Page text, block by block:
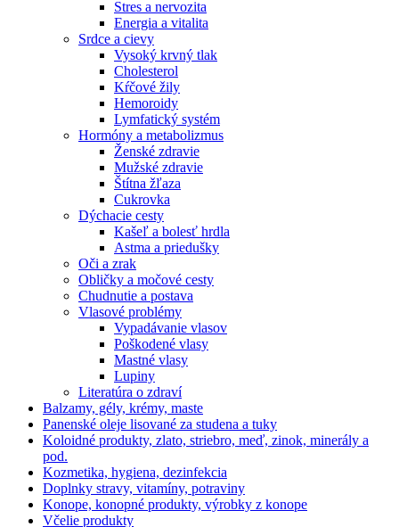
Stres a nervozita
Energia a vitalita
Srdce a cievy
Vysoký krvný tlak
Cholesterol
Kŕčové žily
Hemoroidy
Lymfatický systém
Hormóny a metabolizmus
Ženské zdravie
Mužské zdravie
Štítna žľaza
Cukrovka
Dýchacie cesty
Kašeľ a bolesť hrdla
Astma a priedušky
Oči a zrak
Obličky a močové cesty
Chudnutie a postava
Vlasové problémy
Vypadávanie vlasov
Poškodené vlasy
Mastné vlasy
Lupiny
Literatúra o zdraví
Balzamy, gély, krémy, maste
Panenské oleje lisované za studena a tuky
Koloidné produkty, zlato, striebro, meď, zinok, minerály a
pod.
Kozmetika, hygiena, dezinfekcia
Doplnky stravy, vitamíny, potraviny
Konope, konopné produkty, výrobky z konope
Včelie produkty